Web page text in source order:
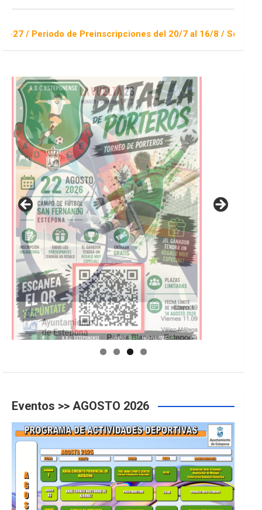
de Preinscripciones del 20/7 al 16/8 / Sorteo 1 de
GUIA DE INSTALACIONES DEPORTIVAS
Eventos >> AGOSTO 2026